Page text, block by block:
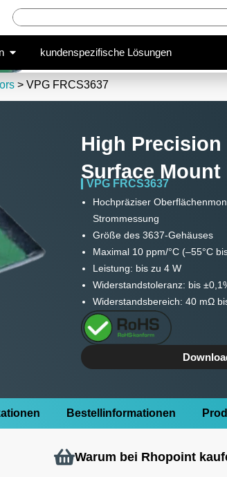
kundenspezifische Lösungen
> VPG FRCS3637
High
Surface
VPG FRCS3637
Hochpräziser
Strommessung
Größe des 3637-Gehäuses
Maximal 10 ppm/°C (–55°C
Leistung: bis zu 4 W
Widerstandstoleranz: bis
Widerstandsbereich: 40 mΩ
Bestellinformationen
Warum bei Rhopoint
High Precision
VPG FRCS3637